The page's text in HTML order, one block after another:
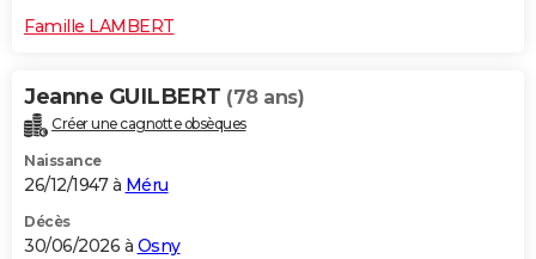
Famille LAMBERT
Jeanne GUILBERT (78 ans)
Créer une cagnotte obsèques
Naissance
26/12/1947 à Méru
Décès
30/06/2026 à Osny